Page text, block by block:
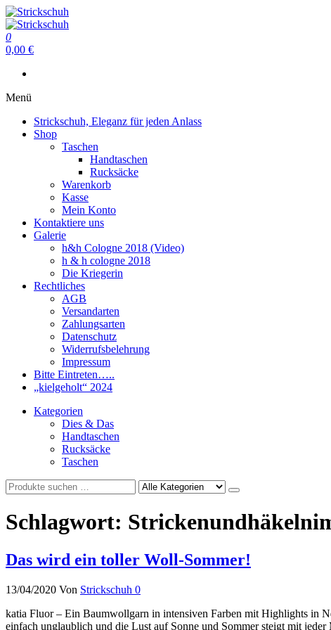
Zum
Inhalt
springen
Strickschuh
Strickschuh
0
0,00 €
Menü
Strickschuh, Eleganz für jeden Anlass
Shop
Taschen
Handtaschen
Rucksäcke
Warenkorb
Kasse
Mein Konto
Kontaktiere uns
Galerie
h&h Cologne 2018 (Video)
h & h cologne 2018
Die Kriegerin
Rechtliches
AGB
Versandarten
Zahlungsarten
Datenschutz
Widerrufsbelehrung
Impressum
Bitte Eintreten…..
„kielgeholt“ 2024
Kategorien
Dies & Das
Handtaschen
Rucksäcke
Taschen
Schlagwort:
Das wird ein toller Woll-Sommer!
13/04/2020 Von Strickschuh 0
katia Fluor – Ein Baumwollgarn in intensiven Farben mit Highlights in
einfach unglaublich und die Lust auf Sonne und Sommer steigt mit